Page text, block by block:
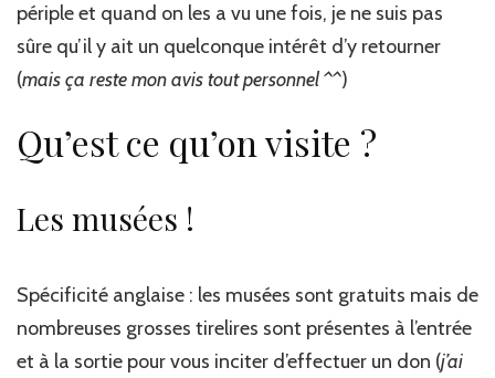
périple et quand on les a vu une fois, je ne suis pas
sûre qu’il y ait un quelconque intérêt d’y retourner
(mais ça reste mon avis tout personnel ^^)
Qu’est ce qu’on visite ?
Les musées !
Spécificité anglaise : les musées sont gratuits mais de
nombreuses grosses tirelires sont présentes à l’entrée
et à la sortie pour vous inciter d’effectuer un don (j’ai